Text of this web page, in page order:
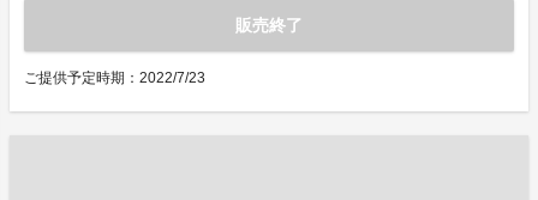
販売終了
ご提供予定時期：2022/7/23